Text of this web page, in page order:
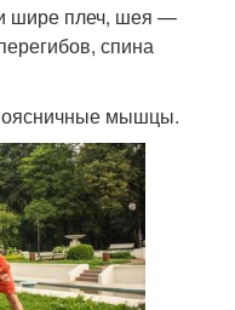
шире плеч, шея —
спина
мышцы.